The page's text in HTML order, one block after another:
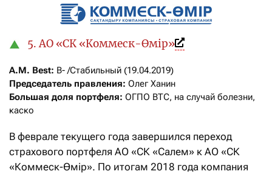
5. АО «СК «Коммеск-Өмiр»
A.M. Best:
Председатель правления:
Большая доля портфеля: ОГПО ВТС, на случай болезни,
каско
В феврале текущего года завершился переход
страхового портфеля АО «СК «Салем» к АО «СК
«Коммеск-Өмiр». По итогам 2018 года компания